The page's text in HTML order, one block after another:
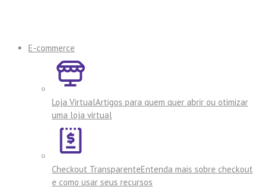
E-commerce
Loja VirtualArtigos para quem quer abrir ou otimizar
uma loja virtual
Checkout TransparenteEntenda mais sobre checkout
e como usar seus recursos